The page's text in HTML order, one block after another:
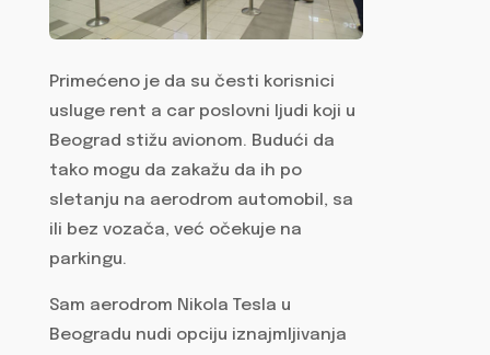
Primećeno je da su česti korisnici
usluge rent a car poslovni ljudi koji u
Beograd stižu avionom. Budući da
tako mogu da zakažu da ih po
sletanju na aerodrom automobil, sa
ili bez vozača, već očekuje na
parkingu.
Sam aerodrom Nikola Tesla u
Beogradu nudi opciju iznajmljivanja